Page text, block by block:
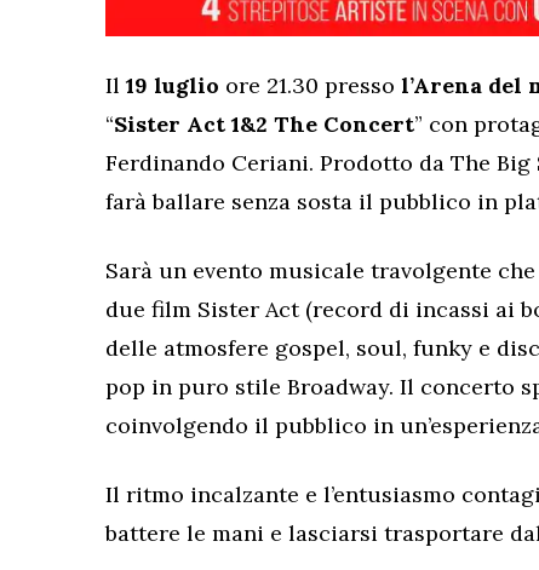
Il 19 luglio ore 21.30 presso l’Arena del
“Sister Act 1&2 The Concert” con
Ferdinando Ceriani. Prodotto da The
farà ballare senza sosta il pubblico in
Sarà un evento musicale travolgente
due film Sister Act (record di incassi ai
delle atmosfere gospel, soul, funky e
pop in puro stile Broadway. Il concerto
coinvolgendo il pubblico in
Il ritmo incalzante e l’entusiasmo
battere le mani e lasciarsi trasportare